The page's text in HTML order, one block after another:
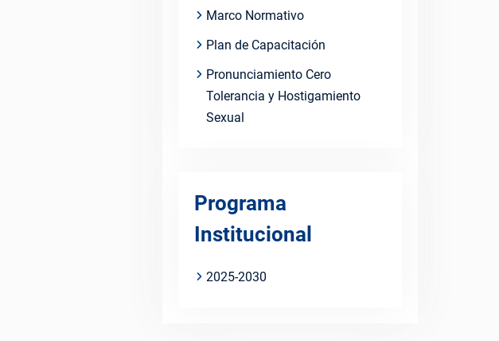
Marco Normativo
Plan de Capacitación
Pronunciamiento Cero
Tolerancia y Hostigamiento
Sexual
Programa
Institucional
2025-2030